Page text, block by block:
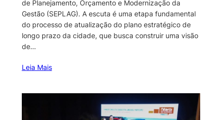
de Planejamento, Orçamento e Modernização da
Gestão (SEPLAG). A escuta é uma etapa fundamental
do processo de atualização do plano estratégico de
longo prazo da cidade, que busca construir uma visão
de…
Leia Mais